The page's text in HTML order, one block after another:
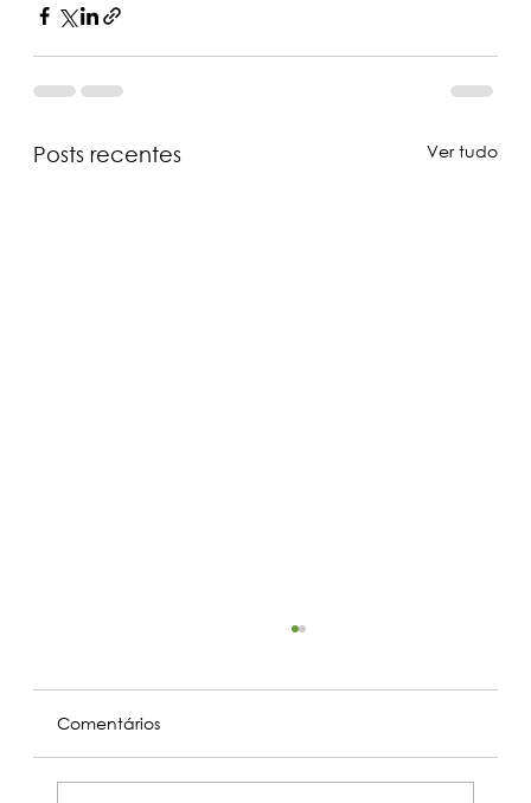
Posts recentes Ver tudo
Comentários